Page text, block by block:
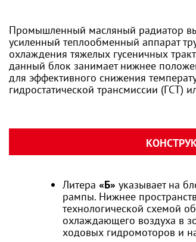
Промышленный масляный радиатор
усиленный теплообменный аппарат
охлаждения тяжелых гусеничных
данный блок занимает нижнее
для эффективного снижения
гидростатической трансмиссии (ГСТ)
Литера «Б» указывает на
рампы. Нижнее
технологической схемой
охлаждающего воздуха в
ходовых гидромоторов и